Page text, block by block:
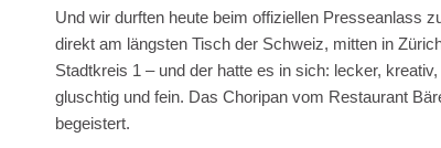
Und wir durften heute beim offiziellen Presseanlass
direkt am längsten Tisch der Schweiz, mitten in
Stadtkreis 1 – und der hatte es in sich: lecker,
gluschtig und fein. Das Choripan vom Restaurant
begeistert.